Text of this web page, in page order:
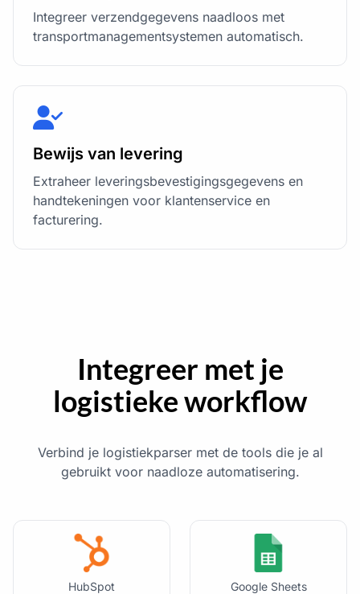
Integreer verzendgegevens naadloos met
transportmanagementsystemen automatisch.
Bewijs van levering
Extraheer leveringsbevestigingsgegevens en
handtekeningen voor klantenservice en
facturering.
Integreer met je
logistieke workflow
Verbind je logistiekparser met de tools die je al
gebruikt voor naadloze automatisering.
HubSpot Google Sheets